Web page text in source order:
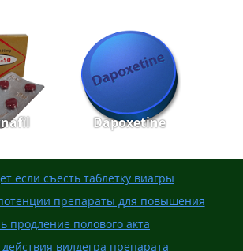
Dapoxetine
если съесть таблетку виагры
препараты для повышения
продление полового акта
вилдегра препарата